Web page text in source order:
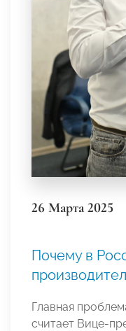
26 Марта 2025
Почему в
Главная
считает Вице-